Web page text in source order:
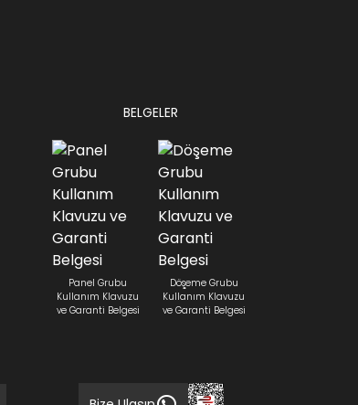
BELGELER
Panel Grubu
Kullanım Klavuzu
ve Garanti Belgesi
Döşeme Grubu
Kullanım Klavuzu
ve Garanti Belgesi